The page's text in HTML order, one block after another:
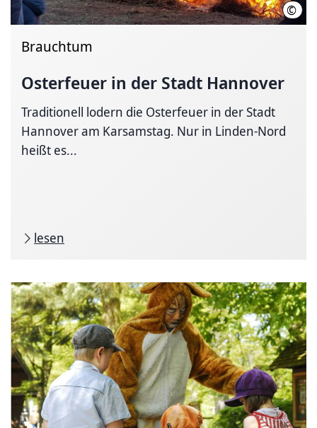
©
Brauchtum
Osterfeuer in der Stadt Hannover
Traditionell lodern die Osterfeuer in der Stadt
Hannover am Karsamstag. Nur in Linden-Nord
heißt es...
lesen